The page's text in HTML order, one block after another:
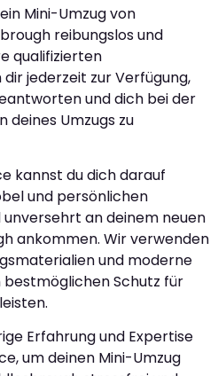
Mini-Umzug von
reibungslos und
qualifizierten
jederzeit zur Verfügung,
und dich bei der
deines Umzugs zu
kannst du dich darauf
und persönlichen
an deinem neuen
ankommen. Wir verwenden
und moderne
Schutz für
Erfahrung und Expertise
um deinen Mini-Umzug